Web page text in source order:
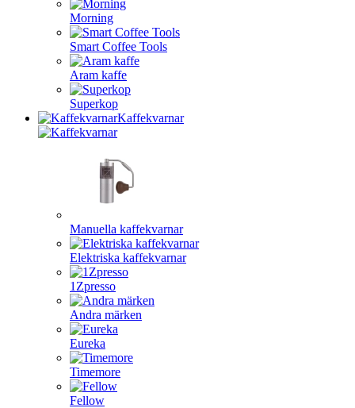
Morning
Smart Coffee Tools
Aram kaffe
Superkop
Kaffekvarnar
Manuella kaffekvarnar
Elektriska kaffekvarnar
1Zpresso
Andra märken
Eureka
Timemore
Fellow